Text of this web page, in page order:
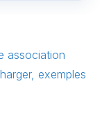
association
exemples